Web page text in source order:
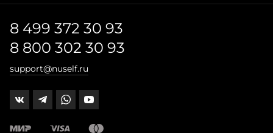
8 499 372 30 93
8 800 302 30 93
support@nuself.ru